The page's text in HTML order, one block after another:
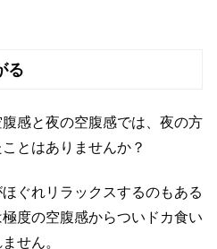
る
感と夜の空腹感では、夜の方
とはありませんか？
ぐれリラックスするのもある
度の空腹感からついドカ食い
せん。